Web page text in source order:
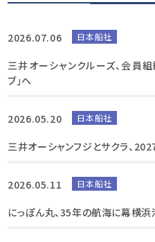
2026.07.06 日本船社
三井オーシャンクルーズ、会員
ブ」へ
2026.05.20 日本船社
三井オーシャンフジとサクラ、
2026.05.11 日本船社
にっぽん丸、35年の航海に幕横